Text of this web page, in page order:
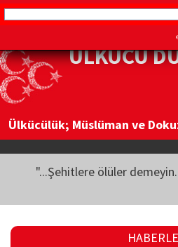
ÜLKÜCÜ
Ülkücülük; Müslüman ve
"...Şehitlere ölüler